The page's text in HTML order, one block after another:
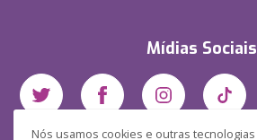
Nós usamos cookies e outras tecnologias
Mídias Sociais